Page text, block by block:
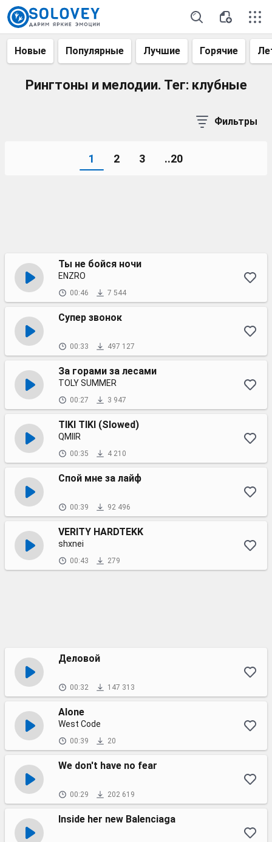
Новые Популярные Лучшие Горячие
Рингтоны и мелодии. Тег: клубные
Фильтры
1 2 3 ..20
Ты не бойся ночи
ENZRO
00:46 7 544
Супер звонок
00:33 497 127
За горами за лесами
TOLY SUMMER
00:27 3 947
TIKI TIKI (Slowed)
QMIIR
00:35 4 210
Спой мне за лайф
00:39 92 496
VERITY HARDTEKK
shxnei
00:43 279
Деловой
00:32 147 313
Alone
West Code
00:39 20
We don't have no fear
00:29 202 619
Inside her new Balenciaga